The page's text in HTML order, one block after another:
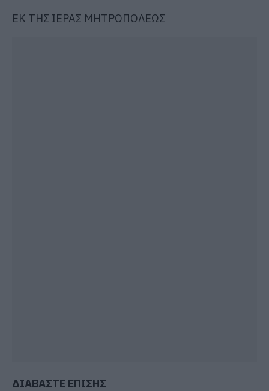
ΕΚ ΤΗΣ ΙΕΡΑΣ ΜΗΤΡΟΠΟΛΕΩΣ
ΔΙΑΒΑΣΤΕ ΕΠΙΣΗΣ